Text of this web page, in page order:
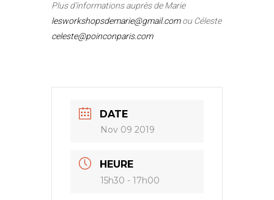
Plus d’informations auprès de Marie
lesworkshopsdemarie@gmail.comou Céleste
celeste@poinconparis.com
DATE
Nov 09 2019
HEURE
15h30 - 17h00